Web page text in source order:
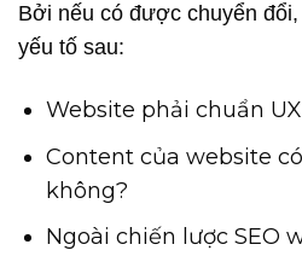
Bởi nếu có được chuyển
yếu tố sau:
Website phải chuẩn
Content của website
không?
Ngoài chiến lược SEO